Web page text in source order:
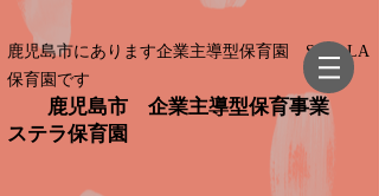
鹿児島市にあります企業主導型保育園 STELLA
保育園です
鹿児島市 企業主導型保育事業
ステラ保育園